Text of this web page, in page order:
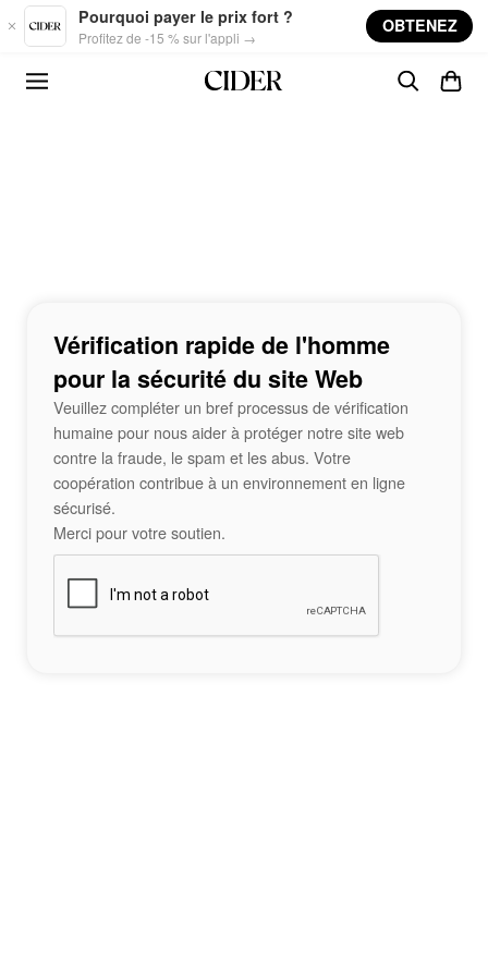
Skip to main content
Pourquoi payer le prix fort ?
Profitez de -15 % sur l'appli →
OBTENEZ
Vérification rapide de l'homme
pour la sécurité du site Web
Veuillez compléter un bref processus de vérification
humaine pour nous aider à protéger notre site web
contre la fraude, le spam et les abus. Votre
coopération contribue à un environnement en ligne
sécurisé.
Merci pour votre soutien.